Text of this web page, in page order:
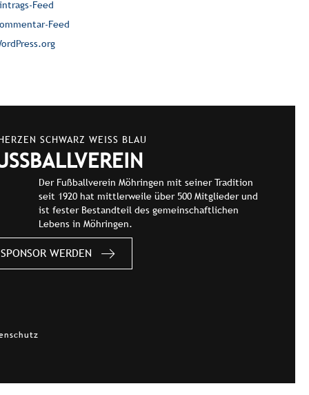
Feed
Feed
SCHWARZ WEISS BLAU
Der Fußballverein Möhringen mit seiner Tradition
seit 1920 hat mittlerweile über 500 Mitglieder und
ist fester Bestandteil des gemeinschaftlichen
Lebens in Möhringen.
SPONSOR WERDEN